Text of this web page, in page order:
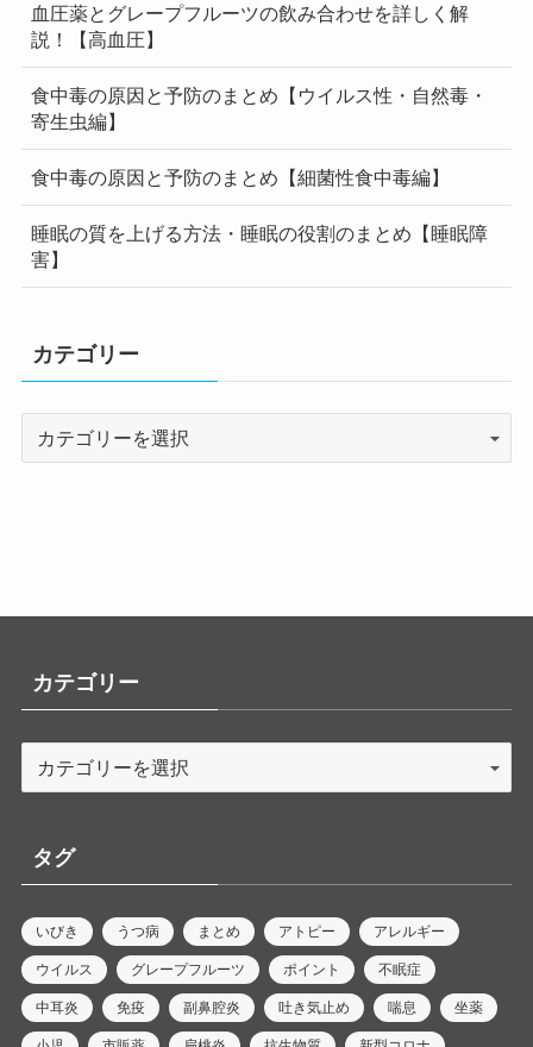
血圧薬とグレープフルーツの飲み合わせを詳しく解
説！【高血圧】
食中毒の原因と予防のまとめ【ウイルス性・自然毒・
寄生虫編】
食中毒の原因と予防のまとめ【細菌性食中毒編】
睡眠の質を上げる方法・睡眠の役割のまとめ【睡眠障
害】
カテゴリー
カテゴリー
タグ
いびき うつ病 まとめ アトピー アレルギー
ウイルス グレープフルーツ ポイント 不眠症
中耳炎 免疫 副鼻腔炎 吐き気止め 喘息 坐薬